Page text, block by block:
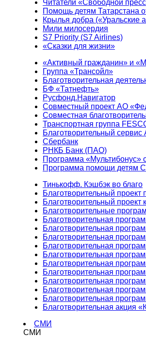
Читатели «Свободной
Помощь детям Татарстана
Крылья добра («Уральские
Мили милосердия
S7 Priority (S7 Airlines)
«Сказки для жизни»
«Активный гражданин» и
Группа «Трансойл»
Благотворительная
БФ «Татнефть»
Русфонд.Навигатор
Совместный проект АО
Совместная
Транспортная группа
Благотворительный
Сбербанк
РНКБ Банк (ПАО)
Программа «Мультибонус»
Программа помощи детям
Тинькофф. Кэшбэк во благо
Благотворительный проект
Благотворительный проект
Благотворительные
Благотворительная
Благотворительная
Благотворительная
Благотворительная
Благотворительная
Благотворительная
Благотворительная
Благотворительная
Благотворительная
Благотворительная
Благотворительная акция
СМИ
СМИ